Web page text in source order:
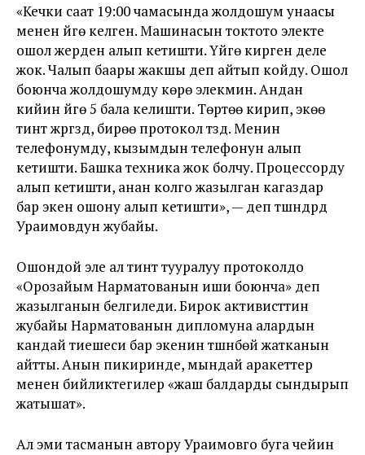
«Кечки саат 19:00 чамасында жолдошум унаасы
менен үйгө келген. Машинасын токтото электе
ошол жерден алып кетишти. Үйгө кирген деле
жок. Чалып баары жакшы деп айтып койду. Ошол
боюнча жолдошумду көрө элекмин. Андан
кийин үйгө 5 бала келишти. Төртөө кирип, экөө
тинтүү жүргүздү, бирөө протокол түздү. Менин
телефонумду, кызымдын телефонун алып
кетишти. Башка техника жок болчу. Процессорду
алып кетишти, анан колго жазылган кагаздар
бар экен ошону алып кетишти», — деп түшүндүрдү
Ураимовдун жубайы.
Ошондой эле ал тинтүү тууралуу протоколдо
«Орозайым Нарматованын иши боюнча» деп
жазылганын белгиледи. Бирок активисттин
жубайы Нарматованын дипломуна алардын
кандай тиешеси бар экенин түшүнбөй жатканын
айтты. Анын пикиринде, мындай аракеттер
менен бийликтегилер «жаш балдарды сындырып
жатышат».
Ал эми тасманын автору Ураимовго буга чейин